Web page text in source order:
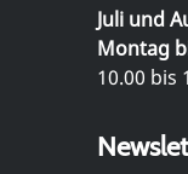
Juli und
Montag
10.00 bis